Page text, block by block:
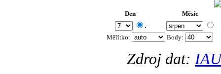
Den Měsíc
.
Měřítko: Body:
Zdroj dat: